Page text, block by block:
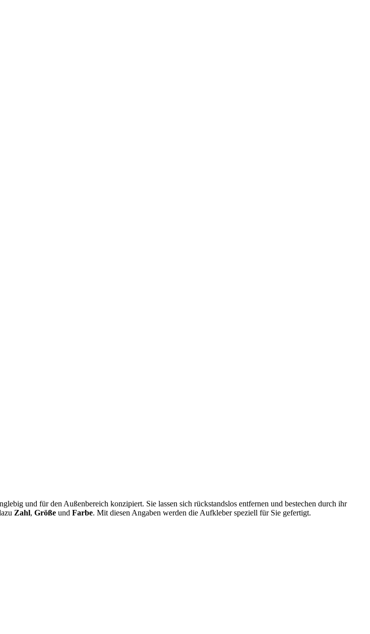
und für den Außenbereich konzipiert. Sie lassen sich rückstandslos entfernen und bestechen durch ihr
Zahl, Größe und Farbe. Mit diesen Angaben werden die Aufkleber speziell für Sie gefertigt.